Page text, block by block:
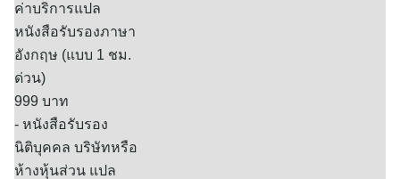
ค่าบริการแปล
หนังสือรับรองภาษา
อังกฤษ (แบบ 1 ชม.
ด่วน)
999 บาท
- หนังสือรับรอง
นิติบุคคล บริษัทหรือ
ห้างหุ้นส่วน แปล